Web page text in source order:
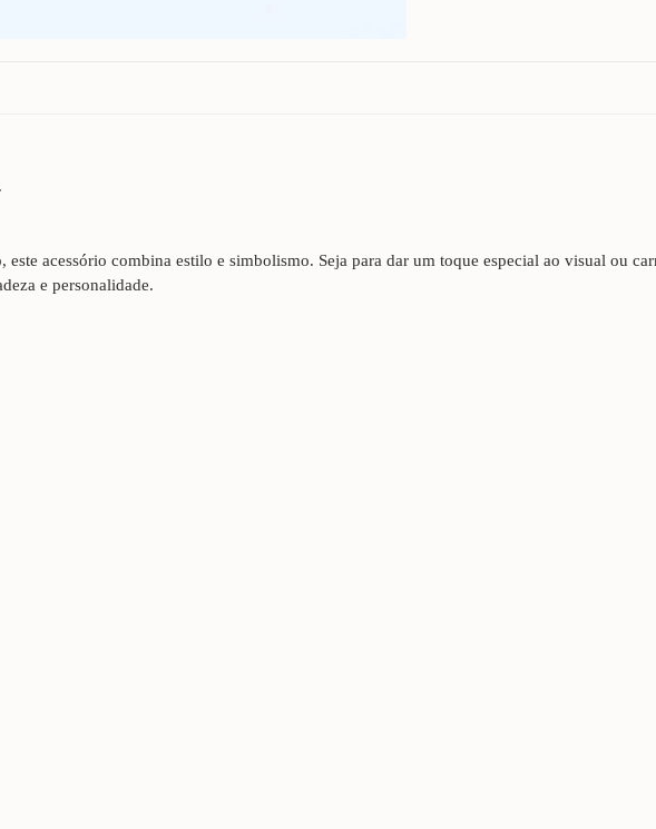
acessório combina estilo e simbolismo. Seja para dar um toque especial ao visual ou
e personalidade.